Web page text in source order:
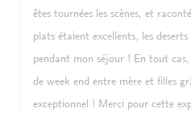
êtes tournées les scènes, et
plats étaient excellents, les
pendant mon séjour ! En tout
de week end entre mère et filles
exceptionnel ! Merci pour cette